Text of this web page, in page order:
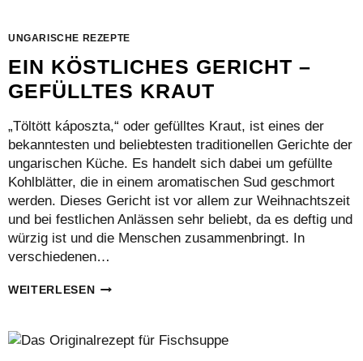
UNGARISCHE REZEPTE
EIN KÖSTLICHES GERICHT –
GEFÜLLTES KRAUT
„Töltött káposzta,“ oder gefülltes Kraut, ist eines der
bekanntesten und beliebtesten traditionellen Gerichte der
ungarischen Küche. Es handelt sich dabei um gefüllte
Kohlblätter, die in einem aromatischen Sud geschmort
werden. Dieses Gericht ist vor allem zur Weihnachtszeit
und bei festlichen Anlässen sehr beliebt, da es deftig und
würzig ist und die Menschen zusammenbringt. In
verschiedenen…
WEITERLESENEIN
–
GEFÜLLTES